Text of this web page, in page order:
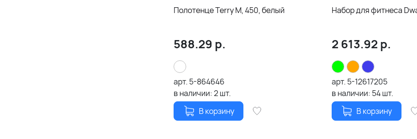
Полотенце Terry М, 450, белый
588.29 р.
арт. 5-864646
в наличии:2шт.
В корзину
Набор для фитнеса
2 613.92 р.
арт. 5-12617205
в наличии: 54шт.
В корзину